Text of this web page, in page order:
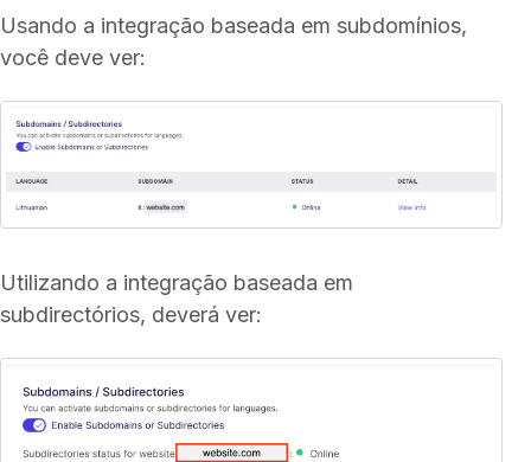
Usando a integração baseada em subdomínios,
você deve ver:
Utilizando a integração baseada em
subdirectórios, deverá ver: